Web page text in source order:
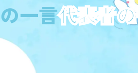
一言